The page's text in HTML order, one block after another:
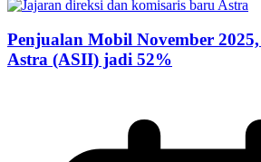
Penjualan Mobil November 2025,
Astra (ASII) jadi 52%